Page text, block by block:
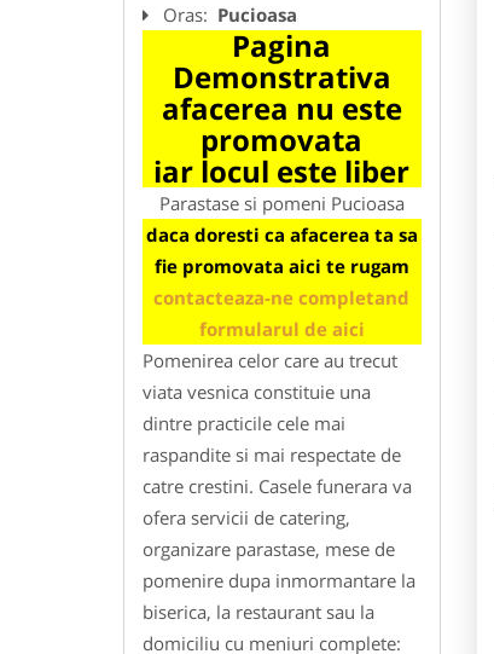
Oras: Pucioasa
Pagina
Demonstrativa
afacerea nu este
promovata
iar locul este liber
Parastase si pomeni Pucioasa
daca doresti ca afacerea ta sa
fie promovata aici te rugam
contacteaza-ne completand
formularul de aici
Pomenirea celor care au trecut
viata vesnica constituie una
dintre practicile cele mai
raspandite si mai respectate de
catre crestini. Casele funerara va
ofera servicii de catering,
organizare parastase, mese de
pomenire dupa inmormantare la
biserica, la restaurant sau la
domiciliu cu meniuri complete: